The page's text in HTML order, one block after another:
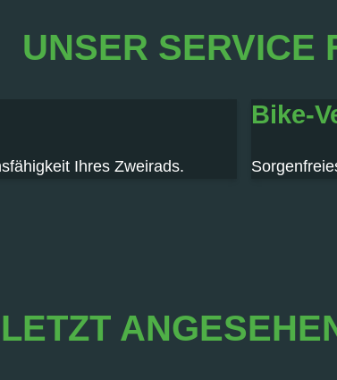
UNSER SERVICE
Ihres Zweirads.
Bike-